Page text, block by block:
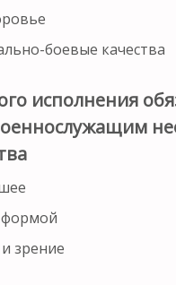
боевые качества
исполнения
формой
зрение